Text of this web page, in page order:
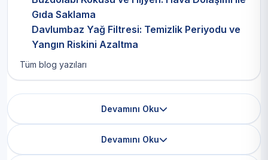
Gıda Saklama
Davlumbaz Yağ Filtresi: Temizlik Periyodu ve
Yangın Riskini Azaltma
Tüm blog yazıları
Devamını Oku
Devamını Oku